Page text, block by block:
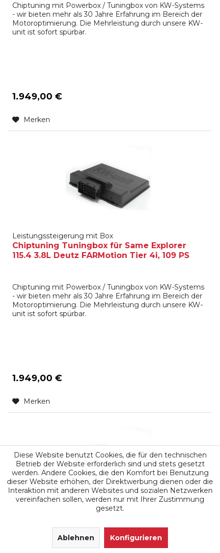
Chiptuning mit Powerbox / Tuningbox von KW-Systems
- wir bieten mehr als 30 Jahre Erfahrung im Bereich der
Motoroptimierung. Die Mehrleistung durch unsere KW-
unit ist sofort spürbar.
1.949,00 €
Merken
Leistungssteigerung mit Box
Chiptuning Tuningbox für Same Explorer
115.4 3.8L Deutz FARMotion Tier 4i, 109 PS
Chiptuning mit Powerbox / Tuningbox von KW-Systems
- wir bieten mehr als 30 Jahre Erfahrung im Bereich der
Motoroptimierung. Die Mehrleistung durch unsere KW-
unit ist sofort spürbar.
1.949,00 €
Merken
Chiptuning Tuningbox für Same Explorer 3 75
4.0L 1000.4W Tier 2, 75 PS
Diese Website benutzt Cookies, die für den technischen
Betrieb der Website erforderlich sind und stets gesetzt
werden. Andere Cookies, die den Komfort bei Benutzung
dieser Website erhöhen, der Direktwerbung dienen oder die
Interaktion mit anderen Websites und sozialen Netzwerken
vereinfachen sollen, werden nur mit Ihrer Zustimmung
gesetzt.
Ablehnen Konfigurieren
SEHR GUT (4.9 / 5)
Bewertungen bei: google.de, shopvote.de ⓘ
Informationen zur Echtheit der Bewertungen